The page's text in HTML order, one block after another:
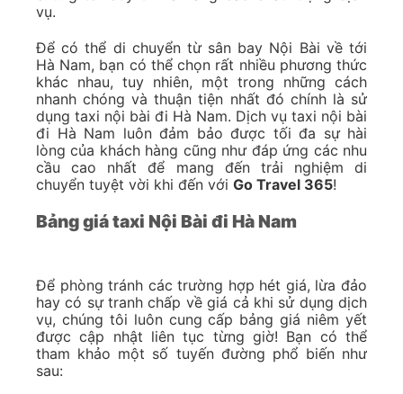
vụ.
Để có thể di chuyển từ sân bay Nội Bài về tới
Hà Nam, bạn có thể chọn rất nhiều phương thức
khác nhau, tuy nhiên, một trong những cách
nhanh chóng và thuận tiện nhất đó chính là sử
dụng taxi nội bài đi Hà Nam. Dịch vụ taxi nội bài
đi Hà Nam luôn đảm bảo được tối đa sự hài
lòng của khách hàng cũng như đáp ứng các nhu
cầu cao nhất để mang đến trải nghiệm di
chuyển tuyệt vời khi đến với Go Travel 365!
Bảng giá taxi Nội Bài đi Hà Nam
Để phòng tránh các trường hợp hét giá, lừa đảo
hay có sự tranh chấp về giá cả khi sử dụng dịch
vụ, chúng tôi luôn cung cấp bảng giá niêm yết
được cập nhật liên tục từng giờ! Bạn có thể
tham khảo một số tuyến đường phổ biến như
sau: